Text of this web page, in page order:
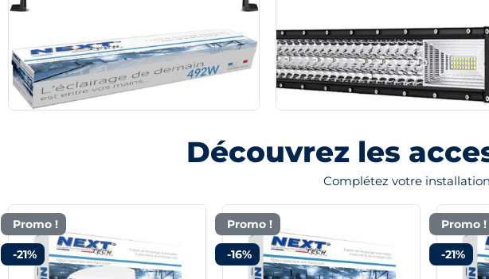
Découvrez les
Complétez votre
Promo !
-21%
Promo !
-16%
Promo !
-21%